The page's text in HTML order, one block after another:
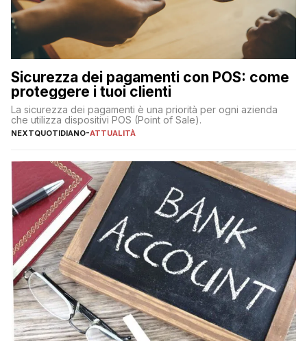
Sicurezza dei pagamenti con POS: come
proteggere i tuoi clienti
La sicurezza dei pagamenti è una priorità per ogni azienda
che utilizza dispositivi POS (Point of Sale).
NEXTQUOTIDIANO-ATTUALITÀ